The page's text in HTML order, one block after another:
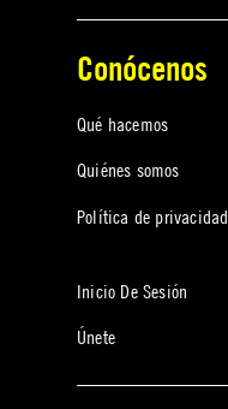
Conócenos
Qué hacemos
Quiénes somos
Política de privacidad
Inicio De Sesión
Únete